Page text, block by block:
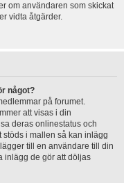
om användaren som skickat
vidta åtgärder.
något?
på forumet.
att visas i din
deras onlinestatus och
i mallen så kan inlägg
till en användare till din
inlägg de gör att döljas